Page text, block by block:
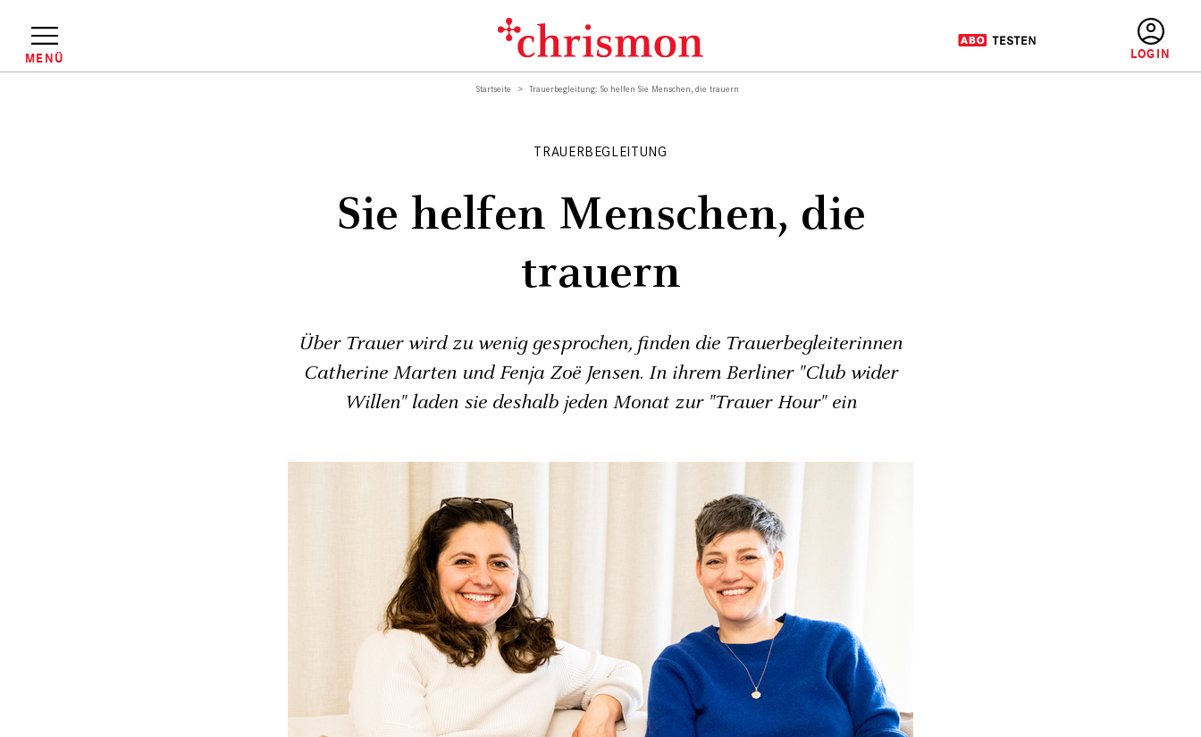
Inhalt
MENÜ
Startseite Trauerbegleitung: So helfen Sie Menschen, die trauern
TRAUERBEGLEITUNG
Sie helfen Menschen, die
trauern
Über Trauer wird zu wenig gesprochen, finden die Trauerbegleiterinnen
Catherine Marten und Fenja Zoë Jensen. In ihrem Berliner "Club wider
Willen" laden sie deshalb jeden Monat zur "Trauer Hour" ein